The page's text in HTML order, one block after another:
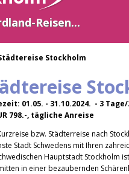
Reisen...
Stockholm
01.05. - 31.10.2024. - 3
798.-, tägliche Anreise
bzw. Städterreise nach
Stadt Schwedens mit Ihren
Hauptstadt Stockholm
in einer bezaubernden